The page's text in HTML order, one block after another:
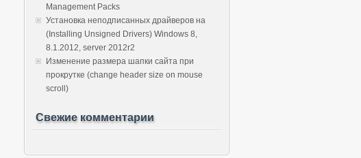
Management Packs
Установка неподписанных драйверов на
(Installing Unsigned Drivers) Windows 8,
8.1.2012, server 2012r2
Изменение размера шапки сайта при
прокрутке (change header size on mouse
scroll)
Свежие комментарии